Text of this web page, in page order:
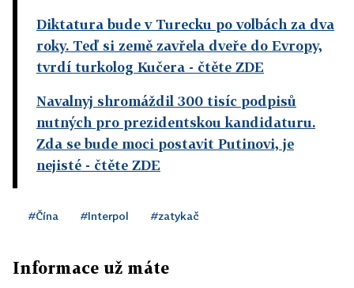
Diktatura bude v Turecku po volbách za dva
roky. Teď si země zavřela dveře do Evropy,
tvrdí turkolog Kučera - čtěte ZDE
Navalnyj shromáždil 300 tisíc podpisů
nutných pro prezidentskou kandidaturu.
Zda se bude moci postavit Putinovi, je
nejisté - čtěte ZDE
#Čína #Interpol #zatykač
Informace už máte